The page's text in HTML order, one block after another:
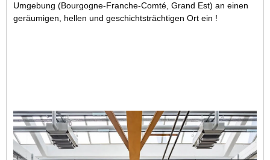
Umgebung (Bourgogne-Franche-Comté, Grand Est) an einen
geräumigen, hellen und geschichtsträchtigen Ort ein !